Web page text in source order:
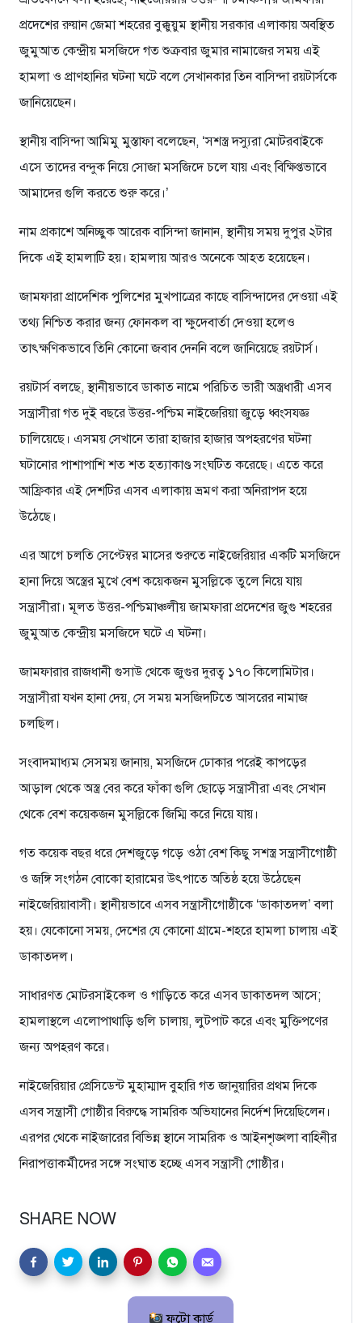
প্রদেশের রুয়ান জেমা শহরের বুক্কুয়ুম স্থানীয় সরকার এলাকায় অবস্থিত
জুমুআত কেন্দ্রীয় মসজিদে গত শুক্রবার জুমার নামাজের সময় এই
হামলা ও প্রাণহানির ঘটনা ঘটে বলে সেখানকার তিন বাসিন্দা রয়টার্সকে
জানিয়েছেন।
স্থানীয় বাসিন্দা আমিমু মুস্তাফা বলেছেন, ‘সশস্ত্র দস্যুরা মোটরবাইকে
এসে তাদের বন্দুক নিয়ে সোজা মসজিদে চলে যায় এবং বিক্ষিপ্তভাবে
আমাদের গুলি করতে শুরু করে।’
নাম প্রকাশে অনিচ্ছুক আরেক বাসিন্দা জানান, স্থানীয় সময় দুপুর ২টার
দিকে এই হামলাটি হয়। হামলায় আরও অনেকে আহত হয়েছেন।
জামফারা প্রাদেশিক পুলিশের মুখপাত্রের কাছে বাসিন্দাদের দেওয়া এই
তথ্য নিশ্চিত করার জন্য ফোনকল বা ক্ষুদেবার্তা দেওয়া হলেও
তাৎক্ষণিকভাবে তিনি কোনো জবাব দেননি বলে জানিয়েছে রয়টার্স।
রয়টার্স বলছে, স্থানীয়ভাবে ডাকাত নামে পরিচিত ভারী অস্ত্রধারী এসব
সন্ত্রাসীরা গত দুই বছরে উত্তর-পশ্চিম নাইজেরিয়া জুড়ে ধ্বংসযজ্ঞ
চালিয়েছে। এসময় সেখানে তারা হাজার হাজার অপহরণের ঘটনা
ঘটানোর পাশাপাশি শত শত হত্যাকাণ্ড সংঘটিত করেছে। এতে করে
আফ্রিকার এই দেশটির এসব এলাকায় ভ্রমণ করা অনিরাপদ হয়ে
উঠেছে।
এর আগে চলতি সেপ্টেম্বর মাসের শুরুতে নাইজেরিয়ার একটি মসজিদে
হানা দিয়ে অস্ত্রের মুখে বেশ কয়েকজন মুসল্লিকে তুলে নিয়ে যায়
সন্ত্রাসীরা। মূলত উত্তর-পশ্চিমাঞ্চলীয় জামফারা প্রদেশের জুগু শহরের
জুমুআত কেন্দ্রীয় মসজিদে ঘটে এ ঘটনা।
জামফারার রাজধানী গুসাউ থেকে জুগুর দুরত্ব ১৭০ কিলোমিটার।
সন্ত্রাসীরা যখন হানা দেয়, সে সময় মসজিদটিতে আসরের নামাজ
চলছিল।
সংবাদমাধ্যম সেসময় জানায়, মসজিদে ঢোকার পরেই কাপড়ের
আড়াল থেকে অস্ত্র বের করে ফাঁকা গুলি ছোড়ে সন্ত্রাসীরা এবং সেখান
থেকে বেশ কয়েকজন মুসল্লিকে জিম্মি করে নিয়ে যায়।
গত কয়েক বছর ধরে দেশজুড়ে গড়ে ওঠা বেশ কিছু সশস্ত্র সন্ত্রাসীগোষ্ঠী
ও জঙ্গি সংগঠন বোকো হারামের উৎপাতে অতিষ্ঠ হয়ে উঠেছেন
নাইজেরিয়াবাসী। স্থানীয়ভাবে এসব সন্ত্রাসীগোষ্ঠীকে ‘ডাকাতদল’ বলা
হয়। যেকোনো সময়, দেশের যে কোনো গ্রামে-শহরে হামলা চালায় এই
ডাকাতদল।
সাধারণত মোটরসাইকেল ও গাড়িতে করে এসব ডাকাতদল আসে;
হামলাস্থলে এলোপাথাড়ি গুলি চালায়, লুটপাট করে এবং মুক্তিপণের
জন্য অপহরণ করে।
নাইজেরিয়ার প্রেসিডেন্ট মুহাম্মাদ বুহারি গত জানুয়ারির প্রথম দিকে
এসব সন্ত্রাসী গোষ্ঠীর বিরুদ্ধে সামরিক অভিযানের নির্দেশ দিয়েছিলেন।
এরপর থেকে নাইজারের বিভিন্ন স্থানে সামরিক ও আইনশৃঙ্খলা বাহিনীর
নিরাপত্তাকর্মীদের সঙ্গে সংঘাত হচ্ছে এসব সন্ত্রাসী গোষ্ঠীর।
SHARE NOW
ফটো কার্ড